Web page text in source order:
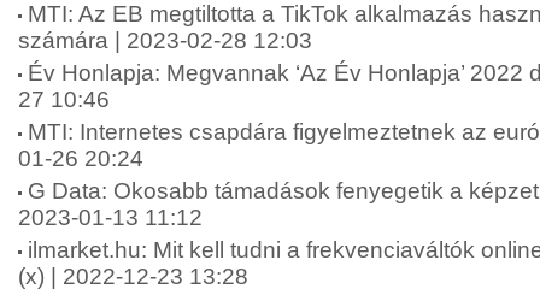
MTI: Az EB megtiltotta a TikTok alkalmazás
számára | 2023-02-28 12:03
Év Honlapja: Megvannak ‘Az Év Honlapja’ 2022
27 10:46
MTI: Internetes csapdára figyelmeztetnek az
01-26 20:24
G Data: Okosabb támadások fenyegetik a
2023-01-13 11:12
ilmarket.hu: Mit kell tudni a frekvenciaváltók
(x) | 2022-12-23 13:28